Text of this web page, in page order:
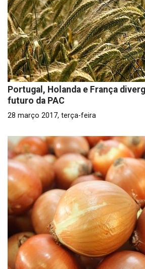
Portugal, Holanda e França
futuro da PAC
28 março 2017, terça-feira